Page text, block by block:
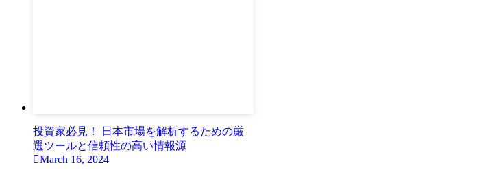
投資家必見！ 日本市場を解析するための厳
選ツールと信頼性の高い情報源
March 16, 2024